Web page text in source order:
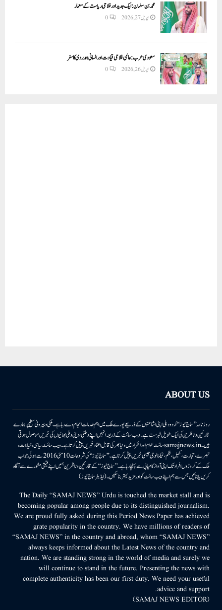
محمد بن سلمان: ایک جدید اور فلاحی ریاست کے معمار
اپریل 27, 2026 0
سعودی عرب: عالمی فلاحی قیادت اور انسانی ہمدردی کا سفر
اپریل 26, 2026 0
ABOUT US
روزنامہ ’’سماج نیوز‘‘ اُردو دہلی اپنی اشاعتوں کے ذریعے پورے ملک میں اہم خدمات انجام دے رہا ہے۔ ملکی وبیرونی سطح پر ہمارے
قارئین وناظرین کی ایک طویل فہرست ہے۔ ویب سائٹ کے ذریعہ انہیں اپنے وطنی، دینی وملی بھائیوں کی خبریں موصول ہوتی
ہیں۔samajnews.inسائٹ عوام اور انفراد میں دنیا بھر کی قابل اعتماد خبریں پیش کرتا ہے۔ ویب سائٹ سیاسی، خیالات،
تبصرے، تجارت، کھیل، فلم، ٹیکنالوجی جیسی خبریں پیش کرتا ہے۔ ’’سماج نیوز‘‘ کی شروعات 10مئی 2016 سے ہوئی جو اب
ملک کے کروڑوں افراد تک اپنی آواز کامیابی سے پہنچا رہا ہے۔ ’’سماج نیوز‘‘ کے قارئین وناظرین ہمیں اپنے قیمتی مشورے سے آگاہ
کریں یا بتائیں جس سے ہم اپنے ویب سائٹ کو اور مزید بہتر بناسکیں۔ (ایڈیٹر سماج نیوز)
The Daily “SAMAJ NEWS” Urdu is touched the market stall and is
becoming popular among people due to its distinguished journalism.
We are proud fully asked during this Period News Paper has achieved
grate popularity in the country. We have millions of readers of
“SAMAJ NEWS” in the country and abroad, whom “SAMAJ NEWS”
always keeps informed about the Latest News of the country and
nation. We are standing strong in the world of media and surely we
will continue to stand in the future. Presenting the news with
complete authenticity has been our first duty. We need your useful
advice and support.
(SAMAJ NEWS EDITOR)